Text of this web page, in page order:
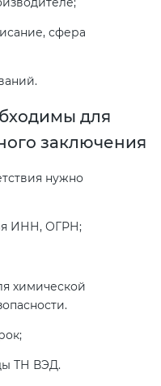
сфера
для
заключения
нужно
ИНН, ОГРН;
химической
ТН ВЭД.